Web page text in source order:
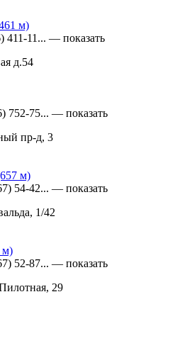
м)
411-11... — показать
д.54
752-75... — показать
пр-д, 3
м)
54-42... — показать
1/42
м)
52-87... — показать
29